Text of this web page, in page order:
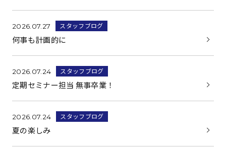
2026.07.27 スタッフブログ
何事も計画的に
2026.07.24 スタッフブログ
定期セミナー担当 無事卒業！
2026.07.24 スタッフブログ
夏の楽しみ